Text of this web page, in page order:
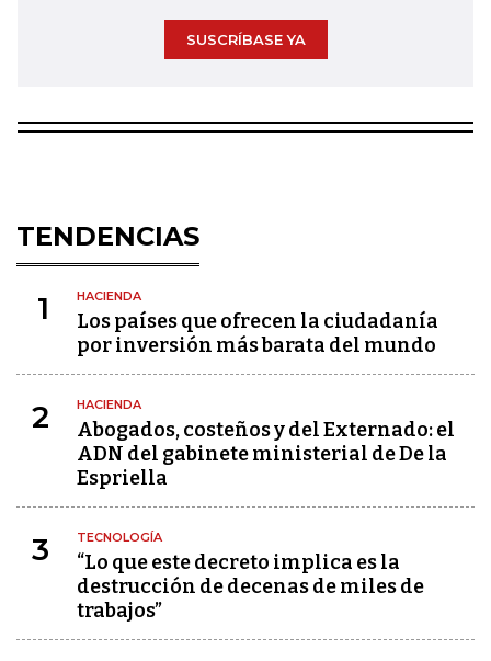
SUSCRÍBASE YA
TENDENCIAS
1 HACIENDA
Los países que ofrecen la ciudadanía
por inversión más barata del mundo
2 HACIENDA
Abogados, costeños y del Externado: el
ADN del gabinete ministerial de De la
Espriella
3 TECNOLOGÍA
“Lo que este decreto implica es la
destrucción de decenas de miles de
trabajos”